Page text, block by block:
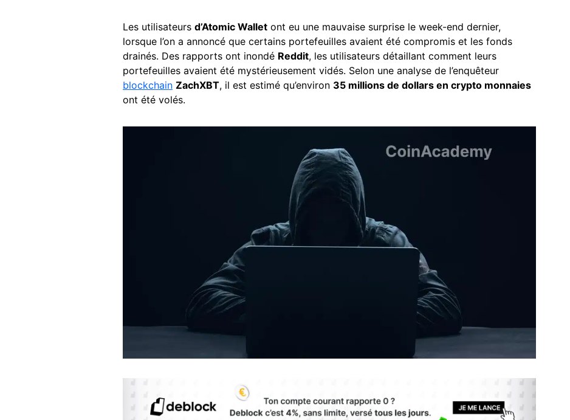
Les utilisateurs d’Atomic Wallet ont eu une mauvaise surprise le week-end dernier,
lorsque l’on a annoncé que certains portefeuilles avaient été compromis et les fonds
drainés. Des rapports ont inondé Reddit, les utilisateurs détaillant comment leurs
portefeuilles avaient été mystérieusement vidés. Selon une analyse de l’enquêteur
blockchain ZachXBT, il est estimé qu’environ 35 millions de dollars en crypto monnaies
ont été volés.